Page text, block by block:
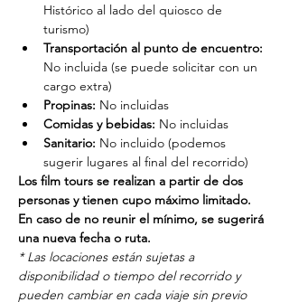
Histórico al lado del quiosco de
turismo)
Transportación al punto de encuentro:
No incluida (se puede solicitar con un
cargo extra)
Propinas: No incluidas
Comidas y bebidas: No incluidas
Sanitario: No incluido (podemos
sugerir lugares al final del recorrido)
Los film tours se realizan a partir de dos
personas y tienen cupo máximo limitado.
En caso de no reunir el mínimo, se sugerirá
una nueva fecha o ruta.
* Las locaciones están sujetas a
disponibilidad o tiempo del recorrido y
pueden cambiar en cada viaje sin previo